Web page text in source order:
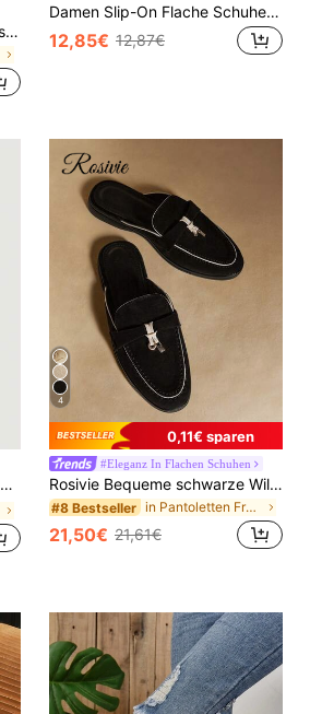
planare Neue Damen- und Lässig Schuhe mit Kontrast-Mesh-Strick, Slip-On-Flachschuhe mit einzelnem Riemen und Schnalle, geeignet für tägliche Fahrten, Dates und Urlaub (asymmetrisches Muster). Mary Jane Schuhe, Mesh Damenschuhe, Spitzen Damenschuhe, Schuhe, Sommer Damenschuhe, Sommerurlaub Damenschuhe, Mary Jane Damenschuhe, Ballettschuhe.
Damen Slip-On Flache Schuhe mit quadratischer Zehenpartie und weicher Sohle, Wildleder Patchwork Loafer, Mary Jane Schuhe für formelles Pendeln, Schwarz Braun Lässig Anzugschuhe
12,85€ 12,87€
4
0,11€ sparen
#Eleganz In Flachen Schuhen
Rosivie Bequeme schwarze Wildleder-Slipper für Damen, flache Lässig Schuhe, geeignet für Pendeln, Lässig Arbeit und Alltag
#8 Bestseller in Pantoletten Frauen Wohnungen
21,50€ 21,61€